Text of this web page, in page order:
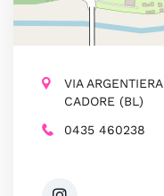
VIA
CADORE (BL)
0435 460238